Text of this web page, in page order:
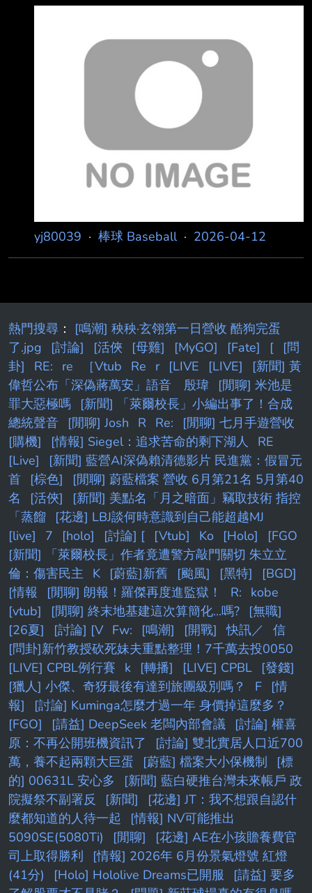
西瓜二壘安打送回陳文杰跑回第十分 連續兩天開
yj80039 · 棒球 Baseball· 2026-04-12
熱門搜尋 ： [鳴潮] 秧秧·玄翎第一日營收 酷狗完蛋
了.jpg
[討論] [活俠 [母雞] [MyGO] [Fate] [
[問
卦]
RE: re ［Vtub Re r [LIVE [LIVE]
[新聞] 黃
偉哲公布「深偽蔣萬安」語音 殷瑋
[閒聊] 米池是
罪大惡極嗎
[新聞] 「萊爾校長」小編出事了！合成
總統聲音
[閒聊] Josh R Re:
[閒聊] 七月手遊營收
[購機]
[情報] Siegel：追求苦命的剩下湖人
RE
[Live]
[新聞] 藍營AI深偽賴清德影片 民進黨：假冒元
首
[棕色]
[閒聊] 蔚藍檔案 營收 6月第21名 5月第40
名
[活俠]
[新聞] 美點名「月之暗面」竊取技術 指控
「蒸餾
[花邊] LBJ談何時意識到自己能超越MJ
[live]
7 [holo] [討論] [ [Vtub] Ko [Holo]
[FGO
[新聞] 「萊爾校長」作者竟遭警方敲門關切 朱立立
倫：傷害民主 K [蔚藍]新舊 [颱風] [黑特]
[BGD]
[情報
[閒聊] 朗報！羅傑再度進監獄！ R:
kobe
[vtub]
[閒聊] 終末地基建這次算簡化...嗎?
[無職]
[26夏]
[討論] [V Fw: [鳴潮] [開戰] 快訊／
信
[問卦]新竹教授砍死妹夫重點整理！7千萬去投0050
[LIVE] CPBL例行賽
k [轉播] [LIVE] CPBL
[發錢]
[獵人] 小傑、奇犽最後有達到旅團級別嗎？
F
[情
報]
[討論] Kuminga怎麼才過一年 身價掉這麼多？
[FGO]
[請益] DeepSeek 老闆內部會議
[討論] 權喜
原：不再公開班機資訊了
[討論] 雙北實居人口近700
萬，養不起兩顆大巨蛋
[蔚藍] 檔案大小保機制
[標
的] 00631L 安心多
[新聞] 藍白硬推台灣未來帳戶 政
院擬祭不副署反
[新聞]
[花邊] JT：我不想跟自認什
麼都知道的人待一起
[情報] NV可能推出
5090SE(5080Ti)
[閒聊]
[花邊] AE在小孩贍養費官
司上取得勝利
[情報] 2026年 6月份景氣燈號 紅燈
(41分)
[Holo] Hololive Dreams已開服
[請益] 要多